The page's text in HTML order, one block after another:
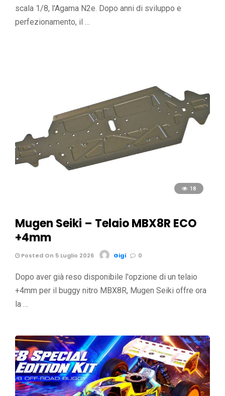
scala 1/8, l'Agama N2e. Dopo anni di sviluppo e
perfezionamento, il …
18
Mugen Seiki – Telaio MBX8R ECO
+4mm
Posted On 5 Luglio 2026 Gigi 0
Dopo aver già reso disponibile l'opzione di un telaio
+4mm per il buggy nitro MBX8R, Mugen Seiki offre ora
la …